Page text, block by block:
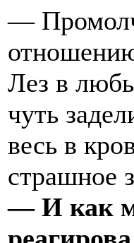
—
Лез в
чуть
весь в
страшное
— И как